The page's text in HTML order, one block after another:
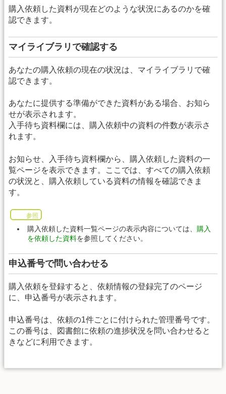
購入依頼した資料が現在どのような状況にあるのかを確
認できます。
マイライブラリで確認する
あなたの購入依頼の現在の状況は、マイライブラリで確
認できます。
あなたに提供する準備ができた資料がある場合、お知ら
せが表示されます。
入手待ち資料欄には、購入依頼中の資料の件数が表示さ
れます。
お知らせ、入手待ち資料欄から、購入依頼した資料の一
覧ページを表示できます。ここでは、すべての購入依頼
の状況と、購入依頼している資料の情報を確認できま
す。
参照
購入依頼した資料一覧ページの表示内容については、 購入
を依頼した資料を参照してください。
申込番号で問い合わせる
購入依頼を登録すると、依頼情報の登録完了のページ
に、申込番号が表示されます。
申込番号は、依頼の1件ごとに付けられた管理番号です。
この番号は、図書館に依頼の進捗状況を問い合わせると
きなどに利用できます。